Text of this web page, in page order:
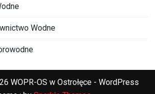
Wodne
WOPR-OS w Ostrołęce - WordPress